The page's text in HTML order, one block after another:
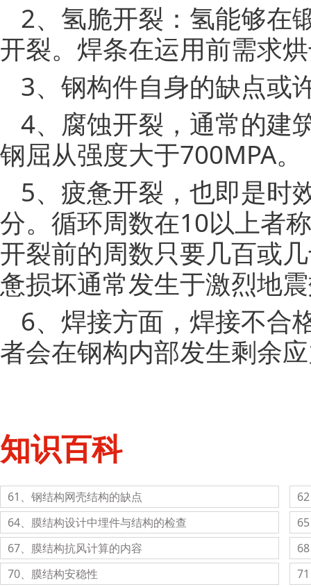
2、氢脆开裂：氢能够在
开裂。焊条在运用前需求
3、钢构件自身的缺点或
4、腐蚀开裂，通常的建
钢屈从强度大于700MPA。
5、疲惫开裂，也即是时
分。循环周数在10以上者
开裂前的周数只要几百或
惫损坏通常发生于激烈地
6、焊接方面，焊接不合
者会在钢构内部发生剩余
知识百科
61、钢结构网壳结构的缺点
64、膜结构设计中埋件与结构的检查
67、膜结构抗风计算的内容
70、膜结构安稳性